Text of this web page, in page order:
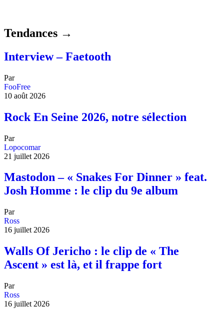
Tendances →
Interview – Faetooth
Par
FooFree
10 août 2026
Rock En Seine 2026, notre sélection
Par
Lopocomar
21 juillet 2026
Mastodon – « Snakes For Dinner » feat.
Josh Homme : le clip du 9e album
Par
Ross
16 juillet 2026
Walls Of Jericho : le clip de « The
Ascent » est là, et il frappe fort
Par
Ross
16 juillet 2026